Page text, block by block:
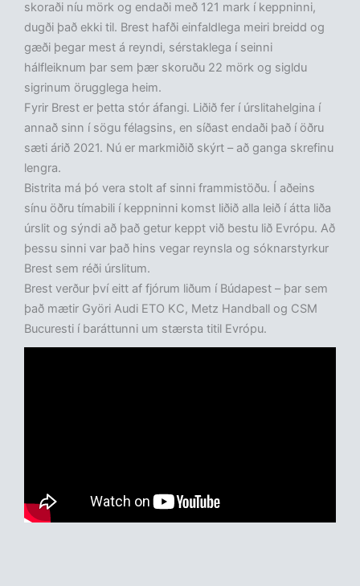
skoraði níu mörk og endaði með 121 mark í keppninni,
dugði það ekki til. Brest hafði einfaldlega meiri breidd og
gæði þegar mest á reyndi, sérstaklega í seinni
hálfleiknum þar sem þær skoruðu 22 mörk og sigldu
sigrinum örugglega heim.
Fyrir Brest er þetta stór áfangi. Liðið fer í úrslitahelgina í
annað sinn í sögu félagsins, en síðast endaði það í öðru
sæti árið 2021. Nú er markmiðið skýrt – að ganga skrefinu
lengra.
Bistrita má þó vera stolt af sinni frammistöðu. Í aðeins
sínu öðru tímabili í keppninni komst liðið alla leið í átta liða
úrslit og sýndi að það getur keppt við bestu lið Evrópu. Að
þessu sinni var það hins vegar reynsla og sóknarstyrkur
Brest sem réði úrslitum.
Brest verður því eitt af fjórum liðum í Búdapest – þar sem
það mætir Györi Audi ETO KC, Metz Handball og CSM
Bucuresti í baráttunni um stærsta titil Evrópu.